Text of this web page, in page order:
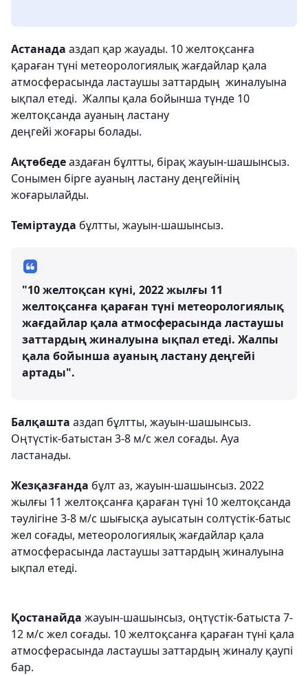
Астанада аздап қар жауады. 10 желтоқсанға
қараған түні метеорологиялық жағдайлар қала
атмосферасында ластаушы заттардың жиналуына
ықпал етеді. Жалпы қала бойынша түнде 10
желтоқсанда ауаның ластану
деңгейі жоғары болады.
Ақтөбедеаздаған бұлтты, бірақ жауын-шашынсыз.
Сонымен бірге ауаның ластану деңгейінің
жоғарылайды.
Теміртауда бұлтты, жауын-шашынсыз.
"10 желтоқсан күні, 2022 жылғы 11
желтоқсанға қараған түні метеорологиялық
жағдайлар қала атмосферасында ластаушы
заттардың жиналуына ықпал етеді. Жалпы
қала бойынша ауаның ластану деңгейі
артады".
Балқашта аздап бұлтты, жауын-шашынсыз.
Оңтүстік-батыстан 3-8 м/с жел соғады. Ауа
ластанады.
Жезқазғанда бұлт аз, жауын-шашынсыз. 2022
жылғы 11 желтоқсанға қараған түні 10 желтоқсанда
тәулігіне 3-8 м/с шығысқа ауысатын солтүстік-батыс
жел соғады, метеорологиялық жағдайлар қала
атмосферасында ластаушы заттардың жиналуына
ықпал етеді.
Қостанайда жауын-шашынсыз, оңтүстік-батыста 7-
12 м/с жел соғады. 10 желтоқсанға қараған түні қала
атмосферасында ластаушы заттардың жиналу қаупі
бар.